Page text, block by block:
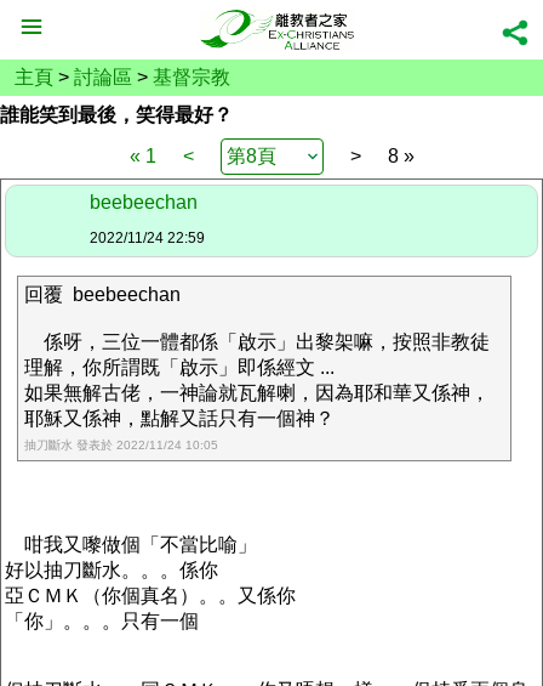
主頁 > 討論區 > 基督宗教
誰能笑到最後，笑得最好？
« 1
< > 8 »
beebeechan
2022/11/24 22:59
回覆 beebeechan
係呀，三位一體都係「啟示」出黎架嘛，按照非教徒
理解，你所謂既「啟示」即係經文 ...
如果無解古佬，一神論就瓦解喇，因為耶和華又係神，
耶穌又係神，點解又話只有一個神？
抽刀斷水 發表於 2022/11/24 10:05
咁我又嚟做個「不當比喻」
好以抽刀斷水。。。係你
亞ＣＭＫ（你個真名）。。又係你
「你」。。。只有一個